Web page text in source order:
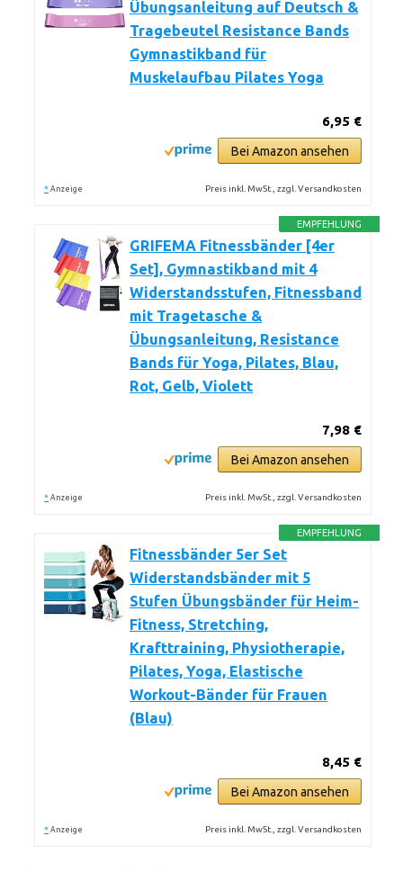
Übungsanleitung auf Deutsch &
Tragebeutel Resistance Bands
Gymnastikband für
Muskelaufbau Pilates Yoga
6,95 €
Bei Amazon ansehen
* Anzeige Preis inkl. MwSt., zzgl. Versandkosten
EMPFEHLUNG
GRIFEMA Fitnessbänder [4er
Set], Gymnastikband mit 4
Widerstandsstufen, Fitnessband
mit Tragetasche &
Übungsanleitung, Resistance
Bands für Yoga, Pilates, Blau,
Rot, Gelb, Violett
7,98 €
Bei Amazon ansehen
* Anzeige Preis inkl. MwSt., zzgl. Versandkosten
EMPFEHLUNG
Fitnessbänder 5er Set
Widerstandsbänder mit 5
Stufen Übungsbänder für Heim-
Fitness, Stretching,
Krafttraining, Physiotherapie,
Pilates, Yoga, Elastische
Workout-Bänder für Frauen
(Blau)
8,45 €
Bei Amazon ansehen
* Anzeige Preis inkl. MwSt., zzgl. Versandkosten